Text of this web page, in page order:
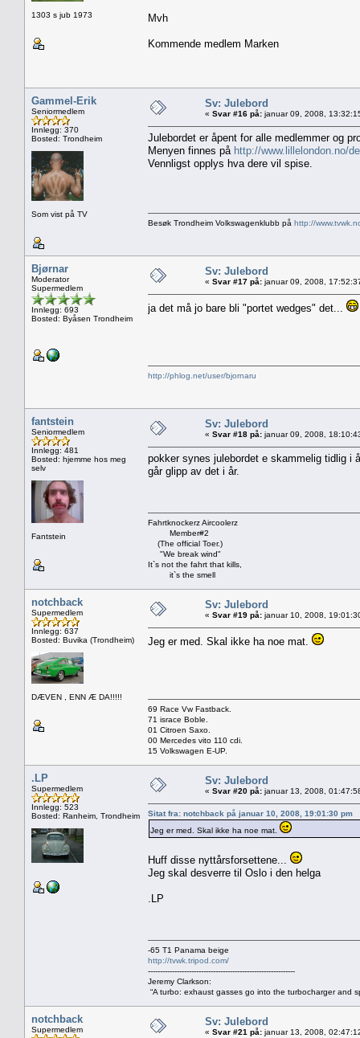
1303 s jub 1973 Mvh
Kommende medlem Marken
Gammel-Erik
Seniormedlem
Innlegg: 370
Bosted: Trondheim
Som vist på TV
Sv: Julebord
« Svar #16 på: januar 09, 2008,
Julebordet er åpent for alle medlemmer og
Menyen finnes på http://www.lillelondon.no/
Vennligst opplys hva dere vil spise.
Besøk Trondheim Volkswagenklubb på http://
Bjørnar
Moderator
Supermedlem
Innlegg: 693
Bosted: Byåsen Trondheim
Sv: Julebord
« Svar #17 på: januar 09, 2008,
ja det må jo bare bli "portet wedges" det...
http://phlog.net/user/bjornaru
fantstein
Seniormedlem
Innlegg: 481
Bosted: hjemme hos meg
selv
Fantstein
Sv: Julebord
« Svar #18 på: januar 09, 2008,
pokker synes julebordet e skammelig tidlig i
går glipp av det i år.
Fahrtknockerz Aircoolerz
Member#2
(The official Toer.)
"We break wind"
It`s not the fahrt that kills,
it`s the smell
notchback
Supermedlem
Innlegg: 637
Bosted: Buvika (Trondheim)
DÆVEN , ENN Æ DA!!!!!
Sv: Julebord
« Svar #19 på: januar 10, 2008,
Jeg er med. Skal ikke ha noe mat.
69 Race Vw Fastback.
71 israce Boble.
01 Citroen Saxo.
00 Mercedes vito 110 cdi.
15 Volkswagen E-UP.
.LP
Supermedlem
Innlegg: 523
Bosted: Ranheim, Trondheim
Sv: Julebord
« Svar #20 på: januar 13, 2008,
Sitat fra: notchback på januar 10, 2008, 19:01:30 pm
Jeg er med. Skal ikke ha noe mat.
Huff disse nyttårsforsettene...
Jeg skal desverre til Oslo i den helga
.LP
-65 T1 Panama beige
http://tvwk.tripod.com/
-------------------------------------------------------------
Jeremy Clarkson:
“A turbo: exhaust gasses go into the turbocharger and
notchback
Supermedlem
Sv: Julebord
« Svar #21 på: januar 13, 2008,